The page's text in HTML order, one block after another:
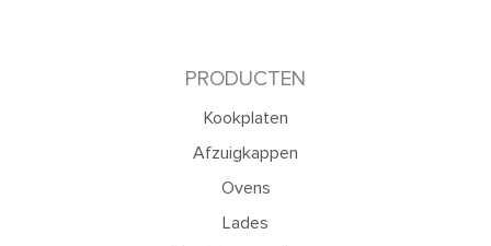
PRODUCTEN
Kookplaten
Afzuigkappen
Ovens
Lades